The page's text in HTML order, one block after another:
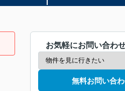
お気軽にお問い合わ
無料お問い合